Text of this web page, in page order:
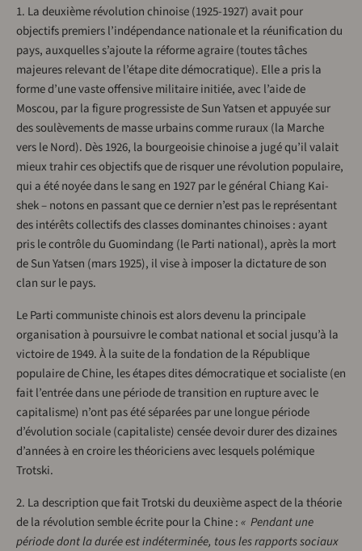
1. La deuxième révolution chinoise (1925-1927) avait pour
objectifs premiers l’indépendance nationale et la réunification du
pays, auxquelles s’ajoute la réforme agraire (toutes tâches
majeures relevant de l’étape dite démocratique). Elle a pris la
forme d’une vaste offensive militaire initiée, avec l’aide de
Moscou, par la figure progressiste de Sun Yatsen et appuyée sur
des soulèvements de masse urbains comme ruraux (la Marche
vers le Nord). Dès 1926, la bourgeoisie chinoise a jugé qu’il valait
mieux trahir ces objectifs que de risquer une révolution populaire,
qui a été noyée dans le sang en 1927 par le général Chiang Kai-
shek – notons en passant que ce dernier n’est pas le représentant
des intérêts collectifs des classes dominantes chinoises : ayant
pris le contrôle du Guomindang (le Parti national), après la mort
de Sun Yatsen (mars 1925), il vise à imposer la dictature de son
clan sur le pays.
Le Parti communiste chinois est alors devenu la principale
organisation à poursuivre le combat national et social jusqu’à la
victoire de 1949. À la suite de la fondation de la République
populaire de Chine, les étapes dites démocratique et socialiste (en
fait l’entrée dans une période de transition en rupture avec le
capitalisme) n’ont pas été séparées par une longue période
d’évolution sociale (capitaliste) censée devoir durer des dizaines
d’années à en croire les théoriciens avec lesquels polémique
Trotski.
2. La description que fait Trotski du deuxième aspect de la théorie
de la révolution semble écrite pour la Chine :« Pendant une
période dont la durée est indéterminée, tous les rapports sociaux